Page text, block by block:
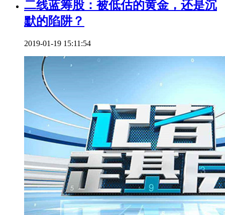
二线蓝筹股：被低估的黄金，还是沉
默的陷阱？
2019-01-19 15:11:54